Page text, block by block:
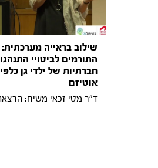
שילוב בראייה
התורמים לביטויי
חברתיות של ילדי גן
אוטיזם
ד"ר מטי זכאי משיח: הרצאה